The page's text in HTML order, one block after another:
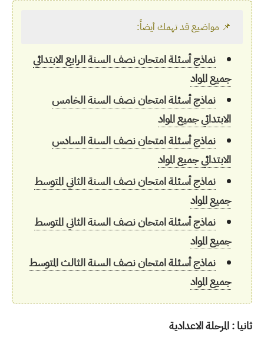
📌 مواضيع قد تهمك أيضاً:
نماذج أسئلة امتحان نصف السنة الرابع الابتدائي
جميع المواد
نماذج أسئلة امتحان نصف السنة الخامس
الابتدائي جميع المواد
نماذج أسئلة امتحان نصف السنة السادس
الابتدائي جميع المواد
نماذج أسئلة امتحان نصف السنة الثاني المتوسط
جميع المواد
نماذج أسئلة امتحان نصف السنة الثاني المتوسط
جميع المواد
نماذج أسئلة امتحان نصف السنة الثالث المتوسط
جميع المواد
ثانيا : المرحلة الاعدادية